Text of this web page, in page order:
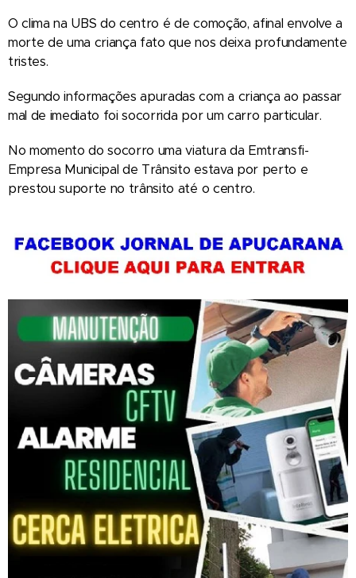
O clima na UBS do centro é de comoção, afinal envolve a
morte de uma criança fato que nos deixa profundamente
tristes.
Segundo informações apuradas com a criança ao passar
mal de imediato foi socorrida por um carro particular.
No momento do socorro uma viatura da Emtransfi-
Empresa Municipal de Trânsito estava por perto e
prestou suporte no trânsito até o centro.